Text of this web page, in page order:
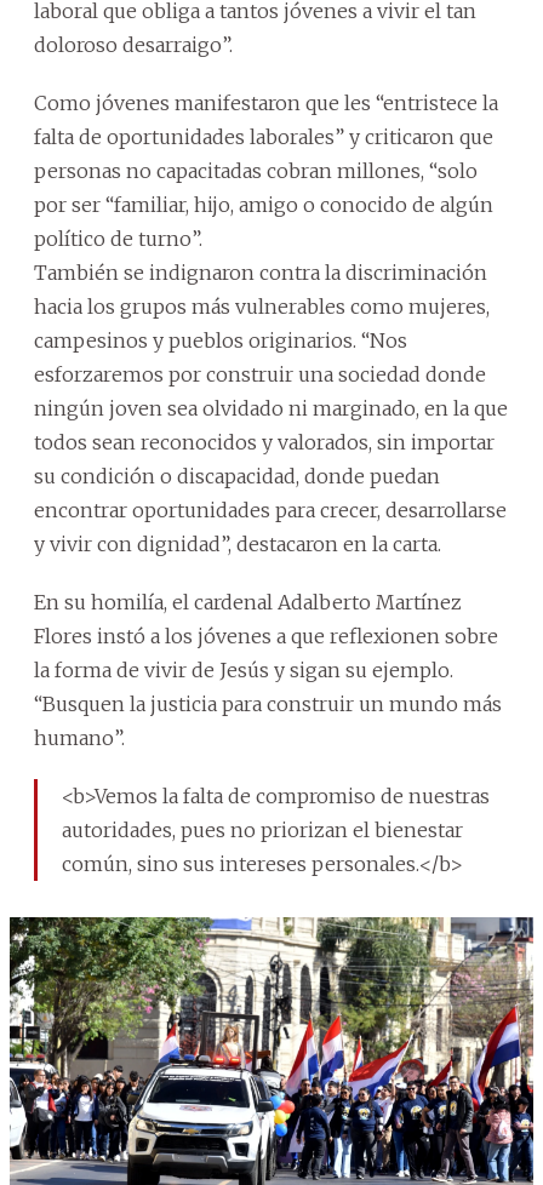
laboral que obliga a tantos jóvenes a vivir el tan
doloroso desarraigo”.
Como jóvenes manifestaron que les “entristece la
falta de oportunidades laborales” y criticaron que
personas no capacitadas cobran millones, “solo
por ser “familiar, hijo, amigo o conocido de algún
político de turno”.
También se indignaron contra la discriminación
hacia los grupos más vulnerables como mujeres,
campesinos y pueblos originarios. “Nos
esforzaremos por construir una sociedad donde
ningún joven sea olvidado ni marginado, en la que
todos sean reconocidos y valorados, sin importar
su condición o discapacidad, donde puedan
encontrar oportunidades para crecer, desarrollarse
y vivir con dignidad”, destacaron en la carta.
En su homilía, el cardenal Adalberto Martínez
Flores instó a los jóvenes a que reflexionen sobre
la forma de vivir de Jesús y sigan su ejemplo.
“Busquen la justicia para construir un mundo más
humano”.
<b>Vemos la falta de compromiso de nuestras
autoridades, pues no priorizan el bienestar
común, sino sus intereses personales.</b>